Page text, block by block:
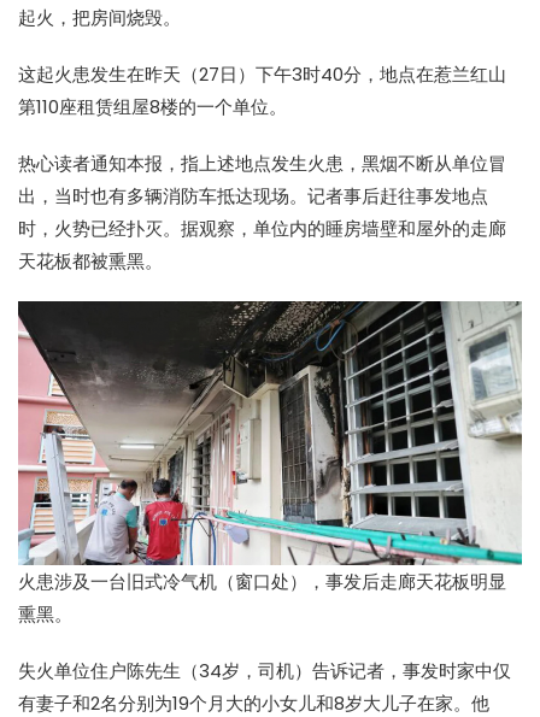
起火，把房间烧毁。
这起火患发生在昨天（27日）下午3时40分，地点在惹兰红山
第110座租赁组屋8楼的一个单位。
热心读者通知本报，指上述地点发生火患，黑烟不断从单位冒
出，当时也有多辆消防车抵达现场。记者事后赶往事发地点
时，火势已经扑灭。据观察，单位内的睡房墙壁和屋外的走廊
天花板都被熏黑。
火患涉及一台旧式冷气机（窗口处），事发后走廊天花板明显
熏黑。
失火单位住户陈先生（34岁，司机）告诉记者，事发时家中仅
有妻子和2名分别为19个月大的小女儿和8岁大儿子在家。他